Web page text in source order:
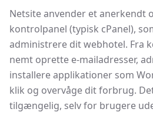
Netsite anvender et anerkendt
kontrolpanel (typisk cPanel),
administrere dit webhotel. Fra
nemt oprette e-mailadresser,
installere applikationer som
klik og overvåge dit forbrug.
tilgængelig, selv for brugere